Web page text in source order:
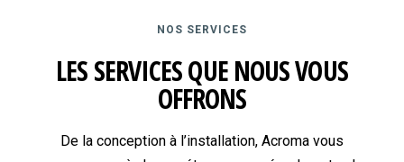
NOS SERVICES
LES SERVICES QUE NOUS VOUS
OFFRONS
De la conception à l’installation, Acroma vous